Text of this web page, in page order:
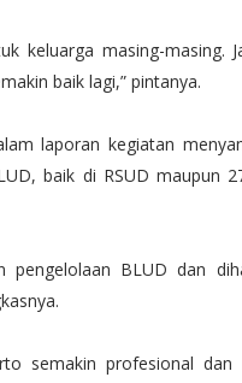
keluarga masing-masing.
baik lagi,” pintanya.
laporan kegiatan
baik di RSUD maupun
pengelolaan BLUD dan
semakin profesional dan